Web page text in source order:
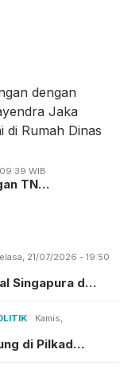
WIB
TN…
21/07/2026 - 19:50
Singapura d…
Kamis,
di Pilkad…